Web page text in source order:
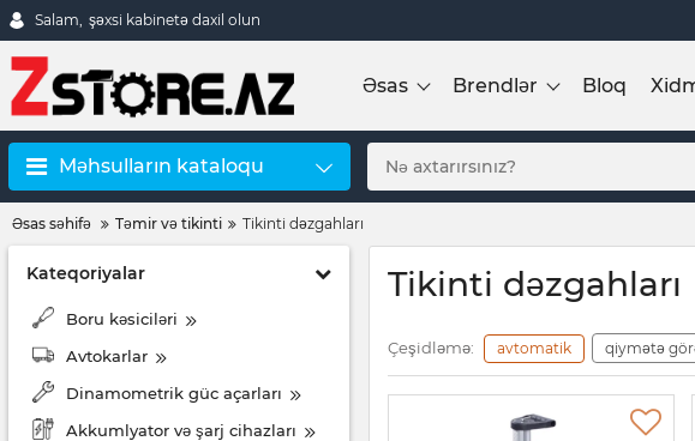
Salam, şəxsi kabinetə daxil olun
Əsas Brendlər Bloq
Məhsulların kataloqu
Əsas səhifə Təmir və tikinti Tikinti dəzgahları
Kateqoriyalar
Boru kəsiciləri
Avtokarlar
Dinamometrik güc açarları
Akkumlyator və şarj cihazları
Tikinti dəzgahları
Çeşidləmə: avtomatik qiymətə